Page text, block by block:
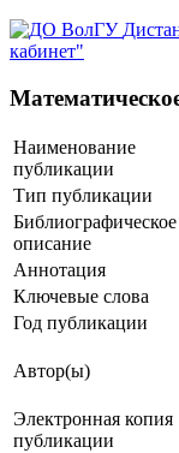
кабинет"
Наименование
публикации
Тип публикации
Библиографическое
описание
Аннотация
Ключевые cлова
Год публикации
Автор(ы)
Электронная копия
публикации